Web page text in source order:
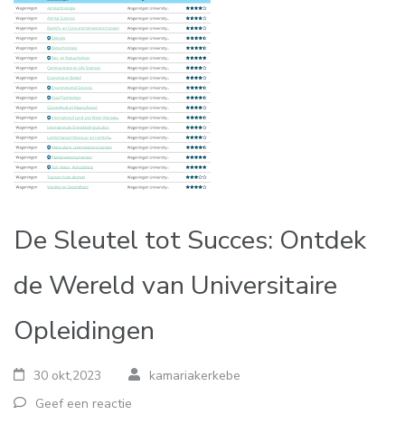
De Sleutel tot Succes: Ontdek
de Wereld van Universitaire
Opleidingen
30 okt,2023
kamariakerkebe
Geef een reactie